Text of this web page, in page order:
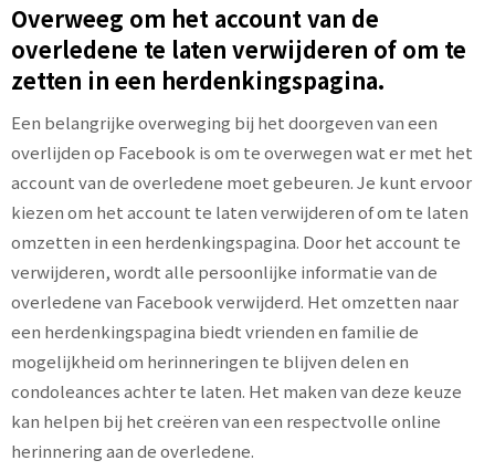
Overweeg om het account van de
overledene te laten verwijderen of om te
zetten in een herdenkingspagina.
Een belangrijke overweging bij het doorgeven van een
overlijden op Facebook is om te overwegen wat er met het
account van de overledene moet gebeuren. Je kunt ervoor
kiezen om het account te laten verwijderen of om te laten
omzetten in een herdenkingspagina. Door het account te
verwijderen, wordt alle persoonlijke informatie van de
overledene van Facebook verwijderd. Het omzetten naar
een herdenkingspagina biedt vrienden en familie de
mogelijkheid om herinneringen te blijven delen en
condoleances achter te laten. Het maken van deze keuze
kan helpen bij het creëren van een respectvolle online
herinnering aan de overledene.